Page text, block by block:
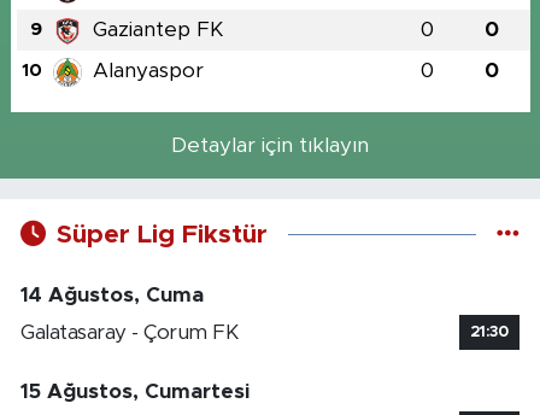
9 Gaziantep FK 0 0
10 Alanyaspor 0 0
Detaylar için tıklayın
Süper Lig Fikstür
14 Ağustos, Cuma
Galatasaray - Çorum FK
21:30
15 Ağustos, Cumartesi